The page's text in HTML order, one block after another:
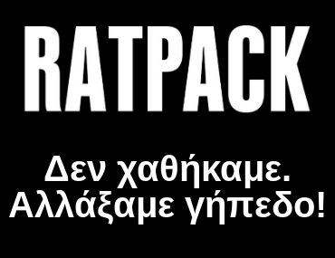
Δεν χαθήκαμε.
Αλλάξαμε γήπεδο!